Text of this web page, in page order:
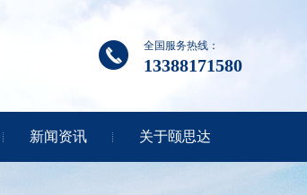
全国服务热线：
13388171580
新闻资讯 关于颐思达